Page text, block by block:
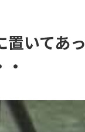
置いてあっ